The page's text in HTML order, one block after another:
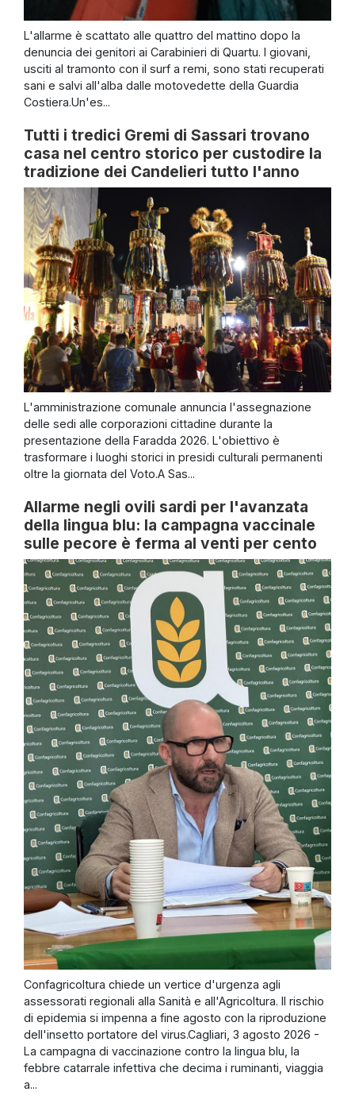
L'allarme è scattato alle quattro del mattino dopo la
denuncia dei genitori ai Carabinieri di Quartu. I giovani,
usciti al tramonto con il surf a remi, sono stati recuperati
sani e salvi all'alba dalle motovedette della Guardia
Costiera.Un'es...
Tutti i tredici Gremi di Sassari trovano
casa nel centro storico per custodire la
tradizione dei Candelieri tutto l'anno
L'amministrazione comunale annuncia l'assegnazione
delle sedi alle corporazioni cittadine durante la
presentazione della Faradda 2026. L'obiettivo è
trasformare i luoghi storici in presidi culturali permanenti
oltre la giornata del Voto.A Sas...
Allarme negli ovili sardi per l'avanzata
della lingua blu: la campagna vaccinale
sulle pecore è ferma al venti per cento
Confagricoltura chiede un vertice d'urgenza agli
assessorati regionali alla Sanità e all'Agricoltura. Il rischio
di epidemia si impenna a fine agosto con la riproduzione
dell'insetto portatore del virus.Cagliari, 3 agosto 2026 -
La campagna di vaccinazione contro la lingua blu, la
febbre catarrale infettiva che decima i ruminanti, viaggia
a...